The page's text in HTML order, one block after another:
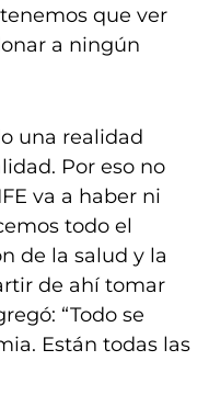
que ver
a ningún
una realidad
Por eso no
va a haber ni
todo el
de la salud y la
de ahí tomar
“Todo se
Están todas las